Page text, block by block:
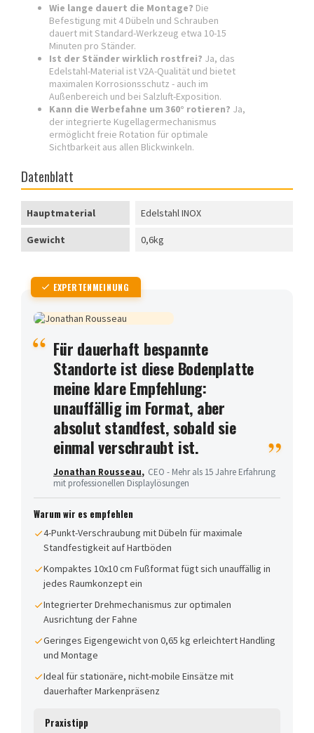
Wie lange dauert die Montage? Die
Befestigung mit 4 Dübeln und Schrauben
dauert mit Standard-Werkzeug etwa 10-15
Minuten pro Ständer.
Ist der Ständer wirklich rostfrei? Ja, das
Edelstahl-Material ist V2A-Qualität und bietet
maximalen Korrosionsschutz - auch im
Außenbereich und bei Salzluft-Exposition.
Kann die Werbefahne um 360° rotieren? Ja,
der integrierte Kugellagermechanismus
ermöglicht freie Rotation für optimale
Sichtbarkeit aus allen Blickwinkeln.
Datenblatt
Hauptmaterial Edelstahl INOX
Gewicht 0,6kg
EXPERTENMEINUNG
Für dauerhaft bespannte
Standorte ist diese Bodenplatte
meine klare Empfehlung:
unauffällig im Format, aber
absolut standfest, sobald sie
einmal verschraubt ist.
Jonathan Rousseau, CEO - Mehr als 15 Jahre Erfahrung
mit professionellen Displaylösungen
Warum wir es empfehlen
4-Punkt-Verschraubung mit Dübeln für maximale
Standfestigkeit auf Hartböden
Kompaktes 10x10 cm Fußformat fügt sich unauffällig in
jedes Raumkonzept ein
Integrierter Drehmechanismus zur optimalen
Ausrichtung der Fahne
Geringes Eigengewicht von 0,65 kg erleichtert Handling
und Montage
Ideal für stationäre, nicht-mobile Einsätze mit
dauerhafter Markenpräsenz
Praxistipp